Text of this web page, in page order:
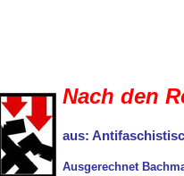
Nach den
aus:
Ausgerechnet